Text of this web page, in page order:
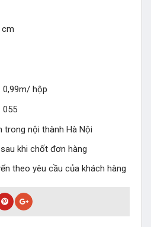
hộp
055
trong nội thành Hà Nội
khi chốt đơn hàng
theo yêu cầu của khách hàng